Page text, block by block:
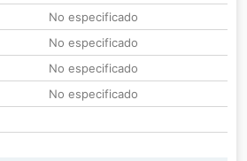
No especificado
No especificado
No especificado
No especificado